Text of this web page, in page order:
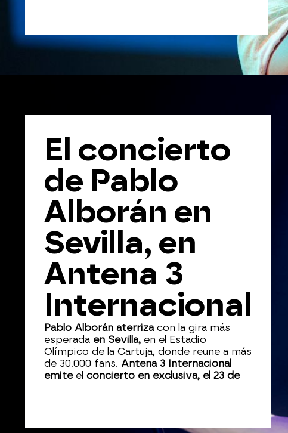
El concierto
de Pablo
Alborán en
Sevilla, en
Antena 3
Internacional
Pablo Alborán aterrizacon la gira más
esperada en Sevilla, en el Estadio
Olímpico de la Cartuja, donde reune a más
de 30.000 fans. Antena 3 Internacional
emiteel concierto en exclusiva, el 23 de
junio